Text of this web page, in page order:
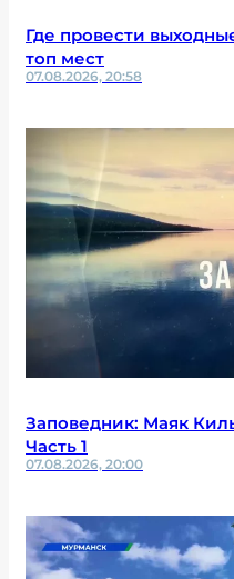
Где провести
топ мест
07.08.2026, 20:58
Заповедник: Маяк
Часть 1
07.08.2026, 20:00